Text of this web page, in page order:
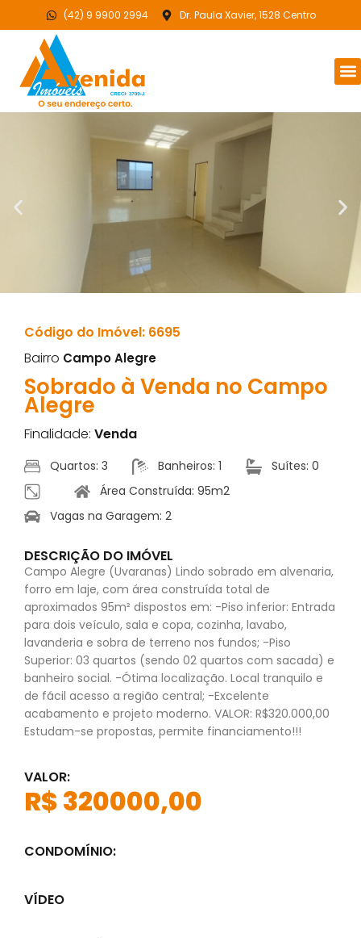
(42) 9 9900 2994 Dr. Paula Xavier, 1528 Centro
Código do Imóvel: 6695
Bairro Campo Alegre
Sobrado à Venda no Campo
Alegre
Finalidade: Venda
Quartos: 3 Banheiros: 1
Suítes: 0
Área Construída: 95m2
Vagas na Garagem: 2
DESCRIÇÃO DO IMÓVEL
Campo Alegre (Uvaranas) Lindo sobrado em alvenaria,
forro em laje, com área construída total de
aproximados 95m² dispostos em: -Piso inferior: Entrada
para dois veículo, sala e copa, cozinha, lavabo,
lavanderia e sobra de terreno nos fundos; -Piso
Superior: 03 quartos (sendo 02 quartos com sacada) e
banheiro social. -Ótima localização. Local tranquilo e
de fácil acesso a região central; -Excelente
acabamento e projeto moderno. VALOR: R$320.000,00
Estudam-se propostas, permite financiamento!!!
VALOR:
R$ 320000,00
CONDOMÍNIO:
VÍDEO